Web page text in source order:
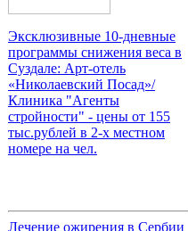
Эксклюзивные 10-дневные
программы снижения веса в
Суздале: Арт-отель
«Николаевский Посад»/
Клиника "Агенты
стройности" - цены от 155
тыс.рублей в 2-х местном
номере на чел.
Лечение ожирения в Сербии